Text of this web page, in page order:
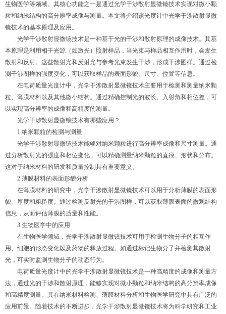
生物医学等领域。其核心功能之一是通过光学干涉散射显微镜技术实现对微小颗
粒和纳米结构的高分辨率成像与测量。本文将介绍该光度计中光学干涉散射显微
镜技术的基本原理及应用。
光学干涉散射显微镜技术是一种基于光的干涉和散射原理的成像技术。其基
本原理是利用相干光源（如激光）照射样品，当光束与样品相互作用时，会发生
散射和反射。这些散射光和反射光与参考光束发生干涉，形成干涉图样。通过检
测干涉图样的强度变化，可以获取样品的表面形貌、尺寸、位置等信息。
在电荷质量光度计中，光学干涉散射显微镜技术主要用于检测和测量纳米颗
粒、薄膜材料以及其他微小结构。通过精确控制光的波长、入射角和相位差，可
以实现高分辨率的成像和高精度的测量。
光学干涉散射显微镜技术有哪些应用？
1.纳米颗粒的检测与测量
光学干涉散射显微镜技术能够对纳米颗粒进行高分辨率成像和尺寸测量。通
过分析散射光的强度和相位变化，可以精确测量纳米颗粒的直径、形状和分布。
这对于纳米材料的研发和质量控制具有重要意义。
2.薄膜材料的表面形貌分析
在薄膜材料的研究中，光学干涉散射显微镜技术可以用于分析薄膜的表面形
貌、厚度和粗糙度。通过检测反射光的干涉图样，可以获取薄膜表面的微观结构
信息，从而评估薄膜的质量和性能。
3.生物医学中的应用
在生物医学领域，光学干涉散射显微镜技术可用于检测生物分子的相互作
用、细胞的形态变化以及药物的释放过程。如通过标记生物分子并检测其散射
光，可实时监测生物分子的动态行为。
电荷质量光度计中的光学干涉散射显微镜技术是一种高精度的成像和测量方
法，通过光的干涉和散射原理，能够实现对微小颗粒和纳米结构的高分辨率成像
和高精度测量。其在纳米材料检测、薄膜材料分析和生物医学研究中具有广泛的
应用前景。随着技术的不断进步，光学干涉散射显微镜技术将为科学研究和工业